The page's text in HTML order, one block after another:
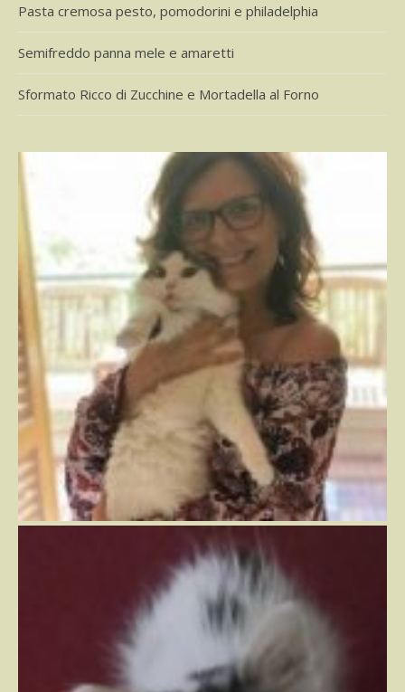
Pasta cremosa pesto, pomodorini e philadelphia
Semifreddo panna mele e amaretti
Sformato Ricco di Zucchine e Mortadella al Forno